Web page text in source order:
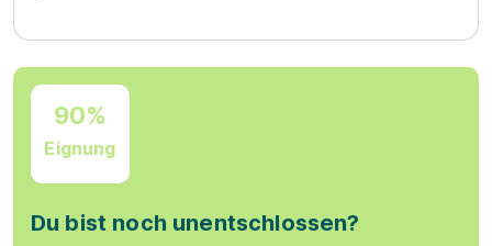
90%
Eignung
Du bist noch unentschlossen?